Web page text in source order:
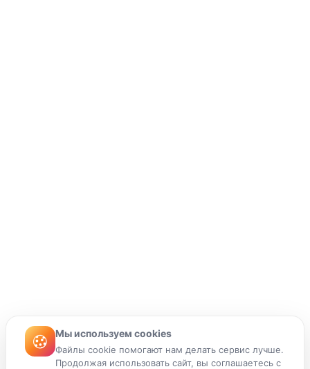
Мы используем cookies
Файлы cookie помогают нам делать сервис лучше.
Продолжая использовать сайт, вы соглашаетесь с